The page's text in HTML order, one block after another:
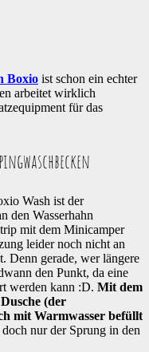
Boxio ist schon ein echter
arbeitet wirklich
für das
Wash ist der
den Wasserhahn
mit dem Minicamper
leider noch nicht an
Denn gerade, wer längere
den Punkt, da eine
werden kann :D. Mit dem
(der
mit Warmwasser befüllt
doch nur der Sprung in den